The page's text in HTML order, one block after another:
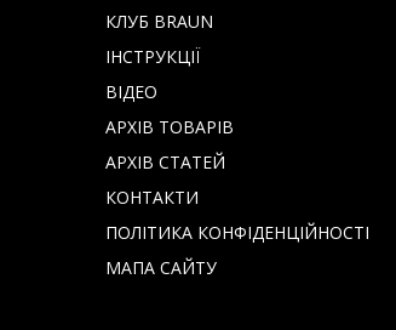
КЛУБ BRAUN
IНСТРУКЦІЇ
ВІДЕО
АРХІВ ТОВАРІВ
АРХІВ СТАТЕЙ
КОНТАКТИ
ПОЛІТИКА КОНФІДЕНЦІЙНОСТІ
МАПА САЙТУ